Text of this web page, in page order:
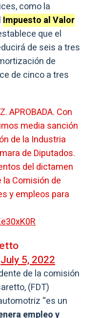
como la
Impuesto al Valor
que el
de seis a tres
de
de cinco a tres
APROBADA. Con
media sanción
de la Industria
de Diputados.
del dictamen
Comisión de
y empleos para
July 5, 2022
de la comisión
(FDT)
“es un
empleo y